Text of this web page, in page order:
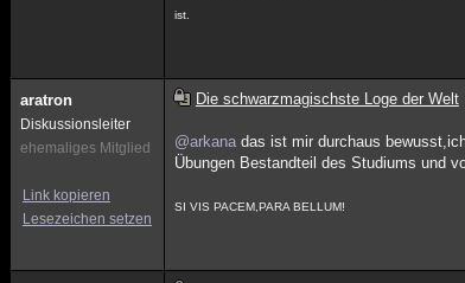
ist.
aratron
Diskussionsleiter
ehemaliges Mitglied
Link kopieren
Lesezeichen setzen
Die schwarzmagischste Loge der Welt
@arkana das ist mir durchaus
Übungen Bestandteil des Studiums und
SI VIS PACEM,PARA BELLUM!